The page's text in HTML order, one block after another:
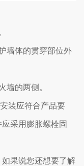
墙体的贯穿部位外
墙的两侧。
装应符合产品要
采用膨胀螺栓固
果说您还想要了解